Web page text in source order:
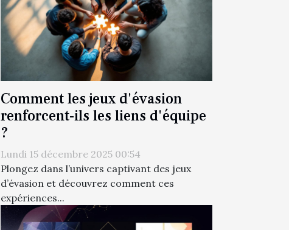
Comment les jeux d'évasion
renforcent-ils les liens d'équipe
?
Lundi 15 décembre 2025 00:54
Plongez dans l’univers captivant des jeux
d’évasion et découvrez comment ces
expériences...